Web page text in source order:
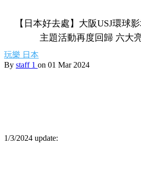
【日本好去處】大阪USJ環球
主題活動再度回歸 六大
玩樂 日本
By staff 1 on 01 Mar 2024
1/3/2024 update: